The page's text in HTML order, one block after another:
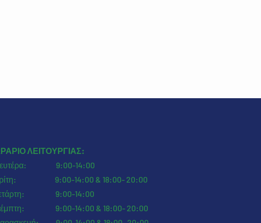
ΛΕΙΤΟΥΡΓΙΑΣ:
9:00-14:00
9:00-14:00 & 18:00- 20:00
9:00-14:00
9:00-14:00 & 18:00- 20:00